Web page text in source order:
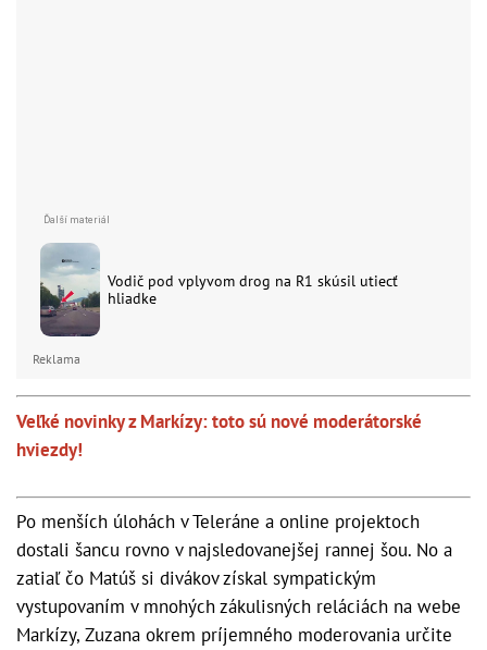
Vodič pod vplyvom drog na R1 skúsil utiecť
hliadke
Reklama
Veľké novinky z Markízy: toto sú nové moderátorské
hviezdy!
Po menších úlohách v Teleráne a online projektoch
dostali šancu rovno v najsledovanejšej rannej šou. No a
zatiaľ čo Matúš si divákov získal sympatickým
vystupovaním v mnohých zákulisných reláciách na webe
Markízy, Zuzana okrem príjemného moderovania určite